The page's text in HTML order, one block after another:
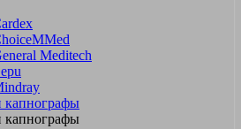
Meditech
капнографы
капнографы